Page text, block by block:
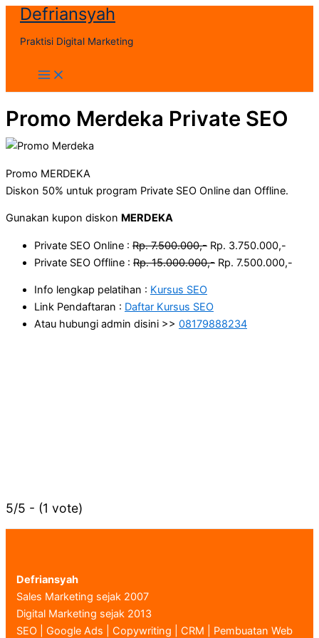
Skip
content
Defriansyah
Praktisi Digital Marketing
Main
Menu
Promo Merdeka Private SEO
Promo MERDEKA
Diskon 50% untuk program Private SEO Online dan Offline.
Gunakan kupon diskon MERDEKA
Private SEO Online : Rp. 7.500.000,- Rp. 3.750.000,-
Private SEO Offline : Rp. 15.000.000,- Rp. 7.500.000,-
Info lengkap pelatihan : Kursus SEO
Link Pendaftaran : Daftar Kursus SEO
Atau hubungi admin disini >> 08179888234
5/5 - (1 vote)
Defriansyah
Sales Marketing sejak 2007
Digital Marketing sejak 2013
SEO | Google Ads | Copywriting | CRM | Pembuatan Web